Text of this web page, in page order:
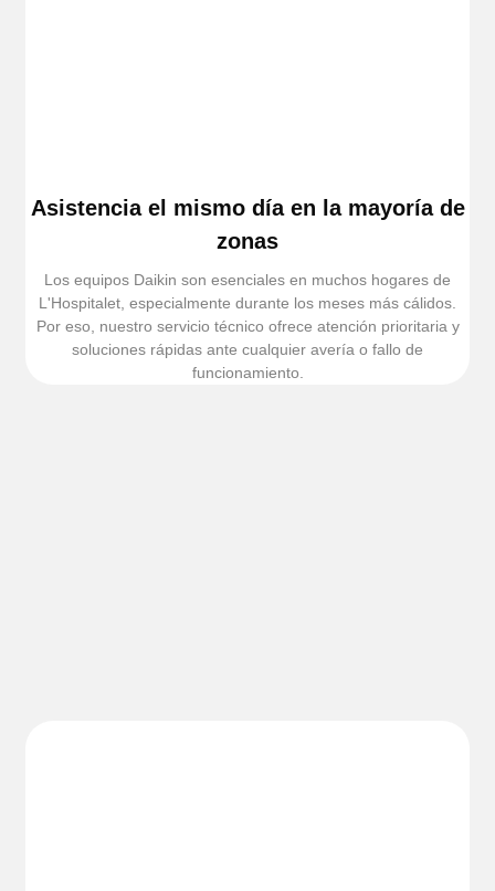
Asistencia el mismo día en la mayoría de
zonas
Los equipos Daikin son esenciales en muchos hogares de
L'Hospitalet, especialmente durante los meses más cálidos.
Por eso, nuestro servicio técnico ofrece atención prioritaria y
soluciones rápidas ante cualquier avería o fallo de
funcionamiento.